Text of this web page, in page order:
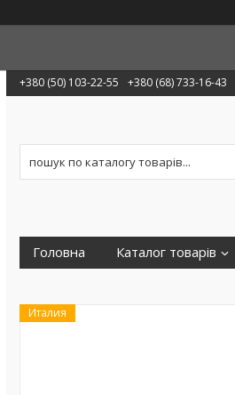
+380 (50) 103-22-55 +380 (68) 733-16-43
Головна Каталог товарів
Италия